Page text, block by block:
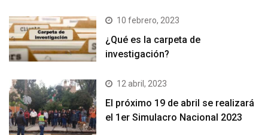
10 febrero, 2023
¿Qué es la carpeta de
investigación?
12 abril, 2023
El próximo 19 de abril se realizará
el 1er Simulacro Nacional 2023